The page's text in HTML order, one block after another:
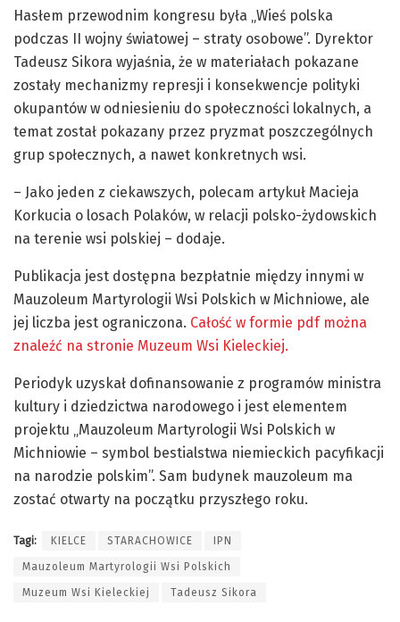
Hasłem przewodnim kongresu była „Wieś polska
podczas II wojny światowej – straty osobowe”. Dyrektor
Tadeusz Sikora wyjaśnia, że w materiałach pokazane
zostały mechanizmy represji i konsekwencje polityki
okupantów w odniesieniu do społeczności lokalnych, a
temat został pokazany przez pryzmat poszczególnych
grup społecznych, a nawet konkretnych wsi.
– Jako jeden z ciekawszych, polecam artykuł Macieja
Korkucia o losach Polaków, w relacji polsko-żydowskich
na terenie wsi polskiej – dodaje.
Publikacja jest dostępna bezpłatnie między innymi w
Mauzoleum Martyrologii Wsi Polskich w Michniowe, ale
jej liczba jest ograniczona. Całość w formie pdf można
znaleźć na stronie Muzeum Wsi Kieleckiej.
Periodyk uzyskał dofinansowanie z programów ministra
kultury i dziedzictwa narodowego i jest elementem
projektu „Mauzoleum Martyrologii Wsi Polskich w
Michniowie – symbol bestialstwa niemieckich pacyfikacji
na narodzie polskim”. Sam budynek mauzoleum ma
zostać otwarty na początku przyszłego roku.
Tagi: KIELCE STARACHOWICE IPN
Mauzoleum Martyrologii Wsi Polskich
Muzeum Wsi Kieleckiej Tadeusz Sikora